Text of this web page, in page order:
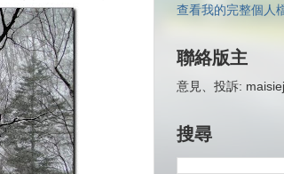
查看我的完整個人
聯絡版主
意見、投訴:
搜尋